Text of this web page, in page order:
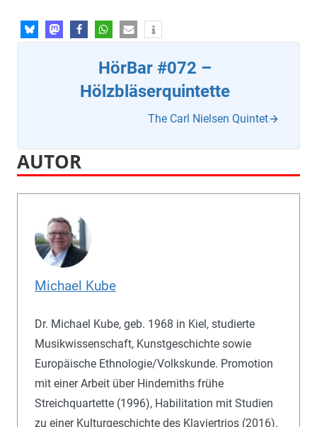
HörBar #072 –
Hölzbläserquintette
The Carl Nielsen Quintet
AUTOR
Michael Kube
Dr. Michael Kube, geb. 1968 in Kiel, studierte
Musikwissenschaft, Kunstgeschichte sowie
Europäische Ethnologie/Volkskunde. Promotion
mit einer Arbeit über Hindemiths frühe
Streichquartette (1996), Habilitation mit Studien
zu einer Kulturgeschichte des Klaviertrios (2016).